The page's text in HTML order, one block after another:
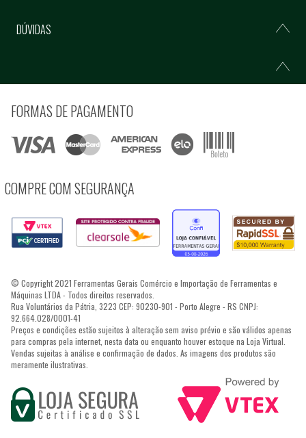
DÚVIDAS
FORMAS DE PAGAMENTO
COMPRE COM SEGURANÇA
© Copyright 2021 Ferramentas Gerais Comércio e Importação de Ferramentas e
Máquinas LTDA - Todos direitos reservados.
Rua Voluntários da Pátria, 3223 CEP: 90230-901 - Porto Alegre - RS CNPJ:
92.664.028/0001-41
Preços e condições estão sujeitos à alteração sem aviso prévio e são válidos apenas
para compras pela internet, nesta data ou enquanto houver estoque na Loja Virtual.
Vendas sujeitas à análise e confirmação de dados. As imagens dos produtos são
meramente ilustrativas.